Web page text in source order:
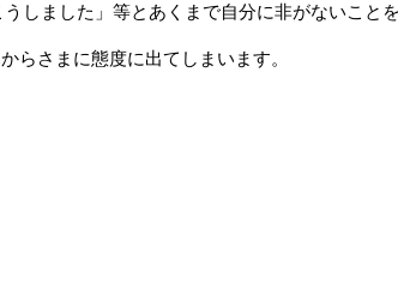
しました」等とあくまで自分に非がないこと
らさまに態度に出てしまいます。